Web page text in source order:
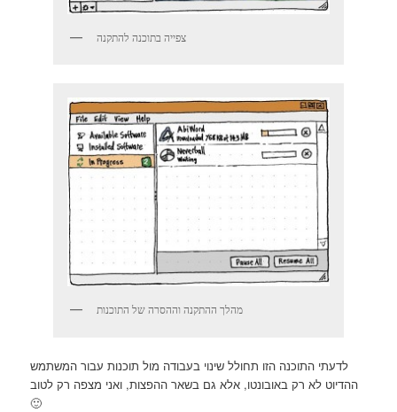
צפייה בתוכנה להתקנה
מהלך ההתקנה וההסרה של התוכנות
לדעתי התוכנה הזו תחולל שינוי בעבודה מול תוכנות עבור המשתמש
ההדיוט לא רק באובונטו, אלא גם בשאר ההפצות, ואני מצפה רק לטוב
🙂